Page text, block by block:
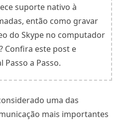
suporte nativo à
então como gravar
do Skype no computador
Confira este post e
a Passo.
uma das
mais importantes